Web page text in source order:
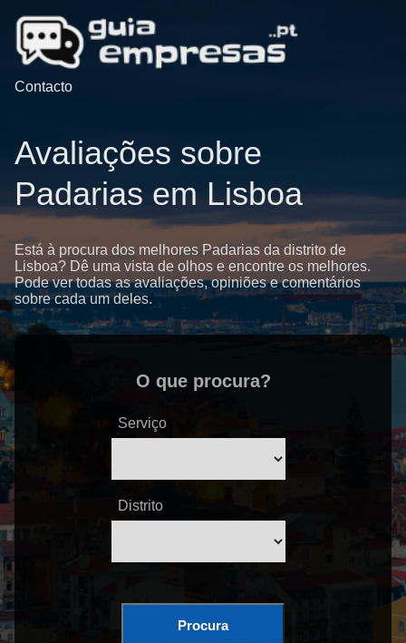
Contacto
Avaliações sobre
Padarias em Lisboa
Está à procura dos melhores Padarias da distrito de
Lisboa? Dê uma vista de olhos e encontre os melhores.
Pode ver todas as avaliações, opiniões e comentários
sobre cada um deles.
O que procura?
Serviço
Distrito
Procura